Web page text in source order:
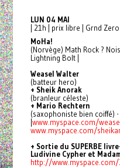
LUN 04 MAI
| 21h | prix libre | Grnd
MoHa!
(Norvège) Math Rock ?
Lightning Bolt |
Weasel Walter
(batteur hero)
+ Sheik Anorak
(branleur céleste)
+ Mario Rechtern
(saxophoniste bien coiffé)
www.myspace.com/
www.myspace.com/
+ Sortie du SUPERBE
Ludivine Cypher et
http://